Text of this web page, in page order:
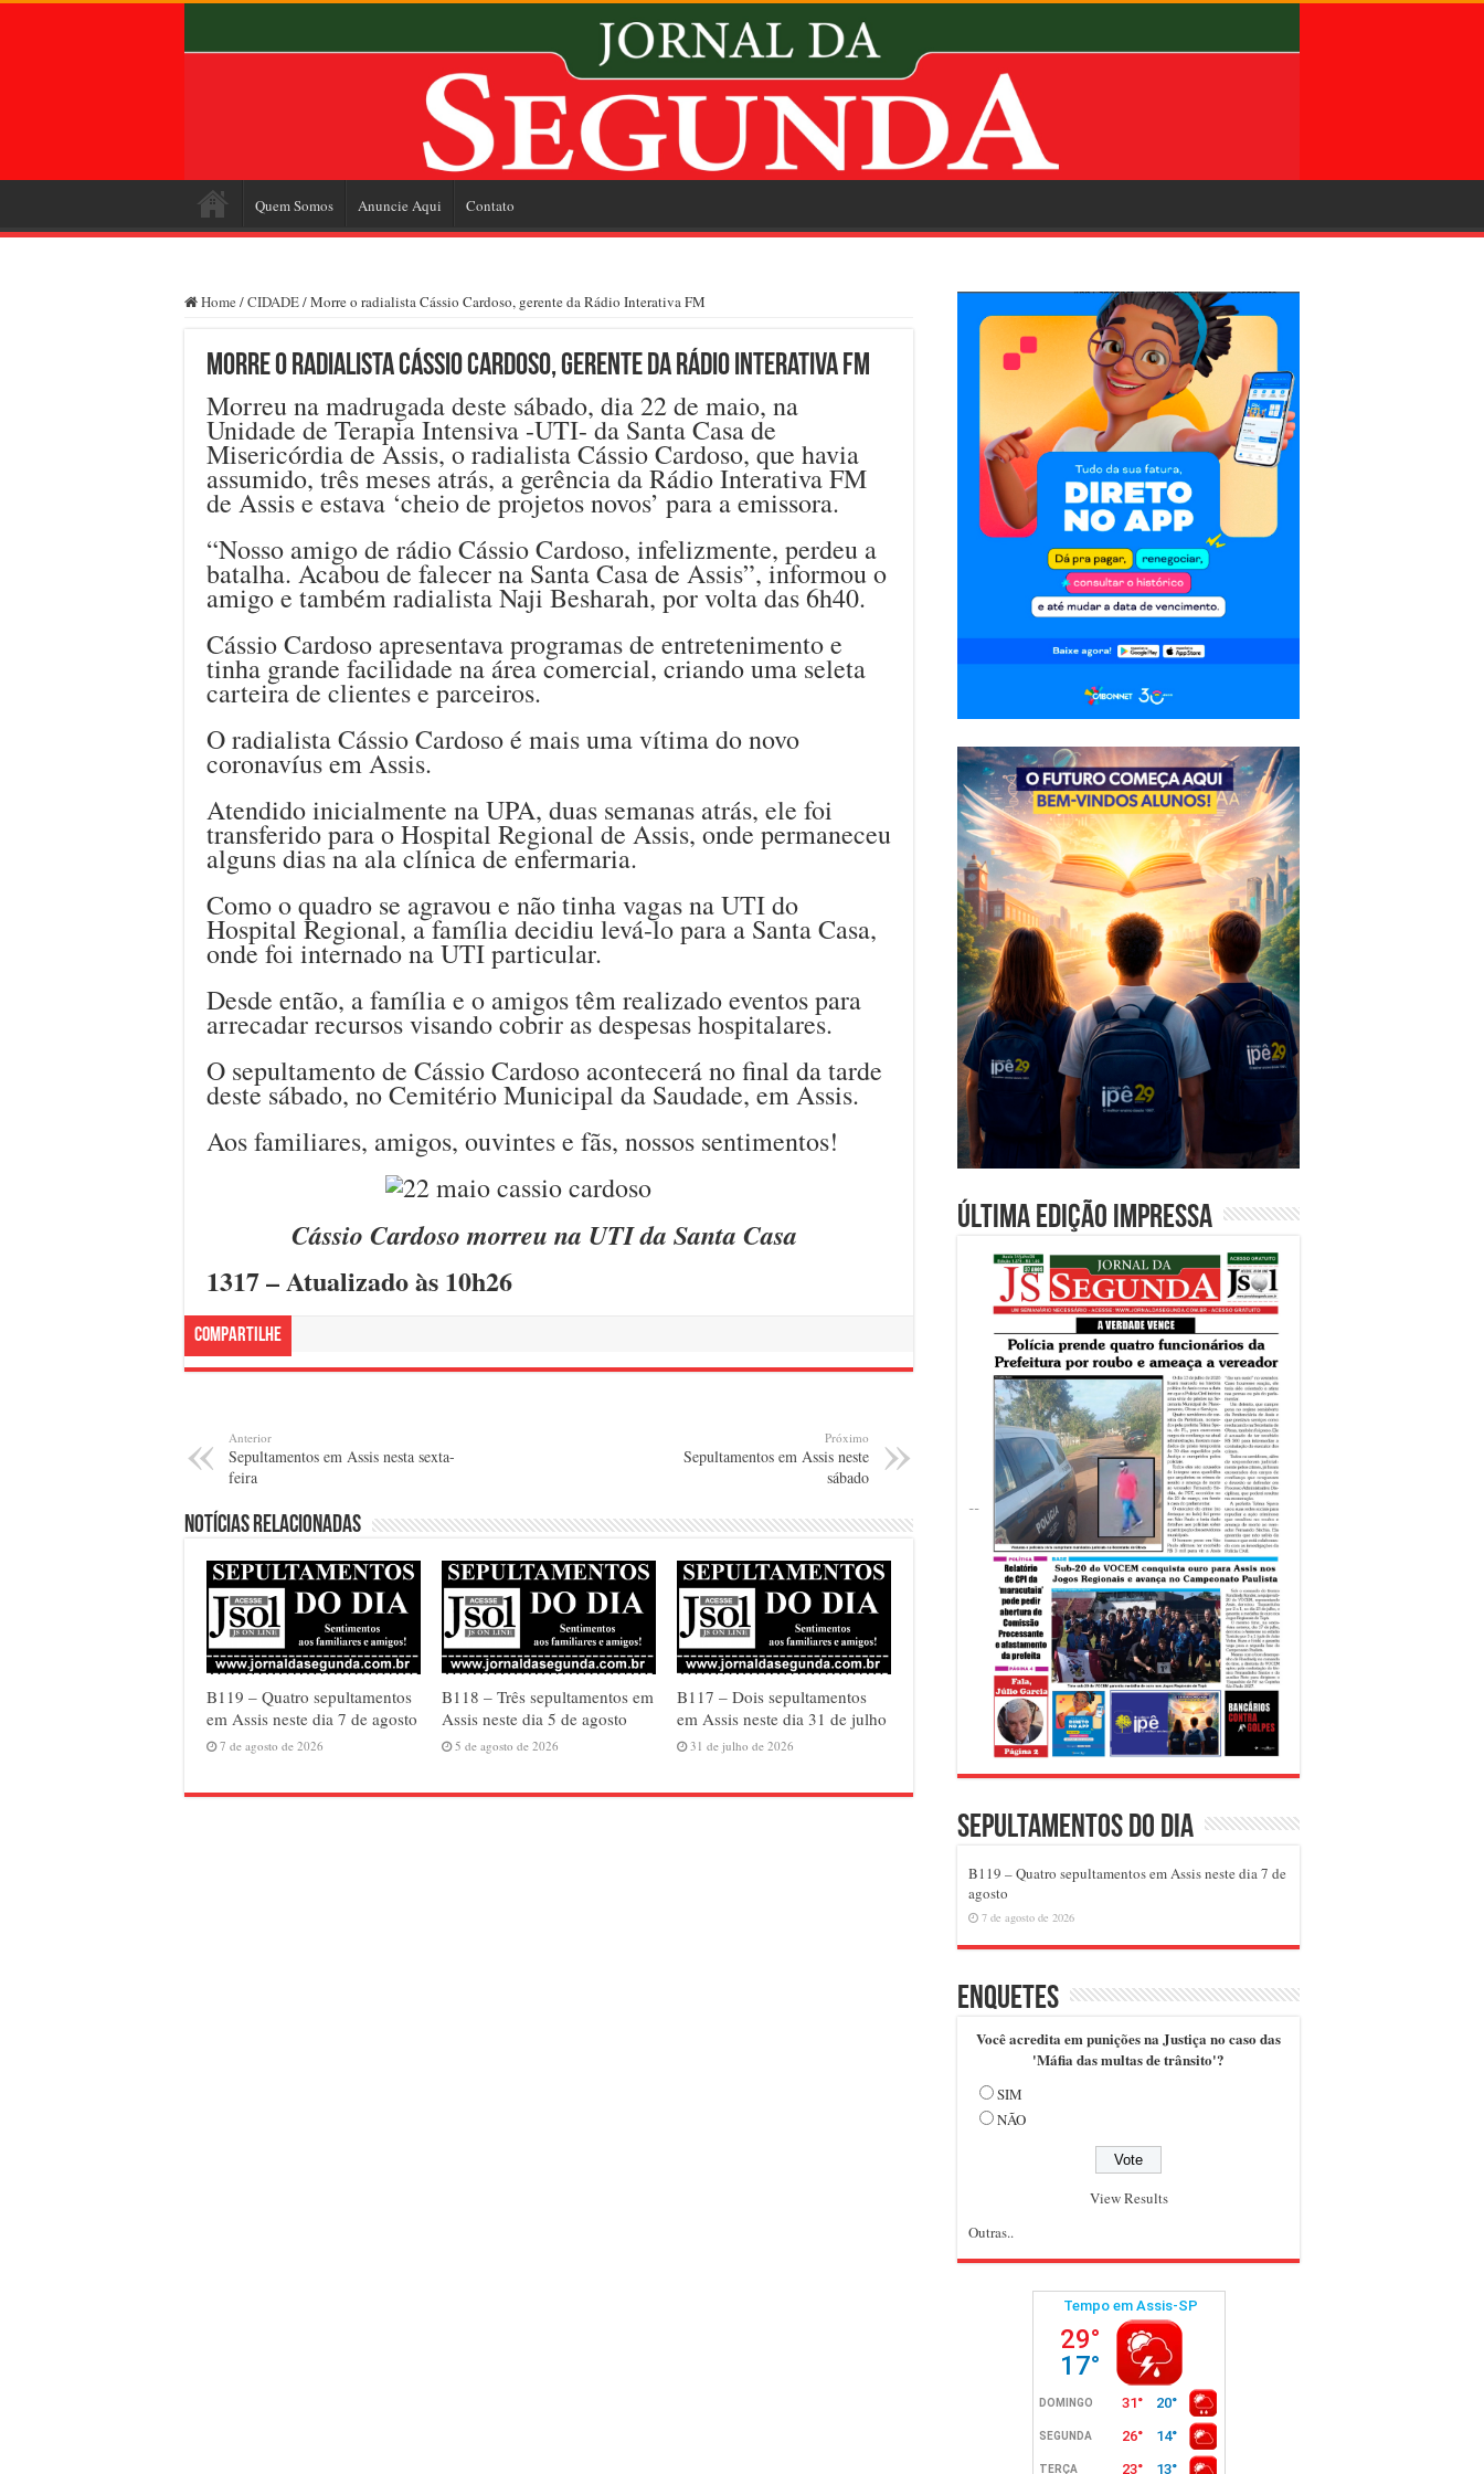
Quem Somos Anuncie Aqui Contato
Home /CIDADE/Morre o radialista Cássio Cardoso, gerente da Rádio Interativa FM
Morre o radialista Cássio Cardoso, gerente da Rádio Interativa FM
Morreu na madrugada deste sábado, dia 22 de maio, na
Unidade de Terapia Intensiva -UTI- da Santa Casa de
Misericórdia de Assis, o radialista Cássio Cardoso, que havia
assumido, três meses atrás, a gerência da Rádio Interativa FM
de Assis e estava ‘cheio de projetos novos’ para a emissora.
“Nosso amigo de rádio Cássio Cardoso, infelizmente, perdeu a
batalha. Acabou de falecer na Santa Casa de Assis”, informou o
amigo e também radialista Naji Besharah, por volta das 6h40.
Cássio Cardoso apresentava programas de entretenimento e
tinha grande facilidade na área comercial, criando uma seleta
carteira de clientes e parceiros.
O radialista Cássio Cardoso é mais uma vítima do novo
coronavíus em Assis.
Atendido inicialmente na UPA, duas semanas atrás, ele foi
transferido para o Hospital Regional de Assis, onde permaneceu
alguns dias na ala clínica de enfermaria.
Como o quadro se agravou e não tinha vagas na UTI do
Hospital Regional, a família decidiu levá-lo para a Santa Casa,
onde foi internado na UTI particular.
Desde então, a família e o amigos têm realizado eventos para
arrecadar recursos visando cobrir as despesas hospitalares.
O sepultamento de Cássio Cardoso acontecerá no final da tarde
deste sábado, no Cemitério Municipal da Saudade, em Assis.
Aos familiares, amigos, ouvintes e fãs, nossos sentimentos!
Cássio Cardoso morreu na UTI da Santa Casa
1317 – Atualizado às 10h26
Compartilhe
Anterior
Sepultamentos em Assis nesta sexta-
feira
Próximo
Sepultamentos em Assis neste
sábado
Notícias relacionadas
B119 – Quatro sepultamentos
em Assis neste dia 7 de agosto
7 de agosto de 2026
B118 – Três sepultamentos em
Assis neste dia 5 de agosto
5 de agosto de 2026
B117 – Dois sepultamentos
em Assis neste dia 31 de julho
31 de julho de 2026
Última edição impressa
Sepultamentos do dia
B119 – Quatro sepultamentos em Assis neste dia 7 de
agosto
7 de agosto de 2026
Enquetes
Você acredita em punições na Justiça no caso das
'Máfia das multas de trânsito'?
SIM
NÃO
View Results
Outras..